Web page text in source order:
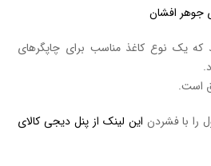
جوهر افشان
یک نوع کاغذ مناسب برای چاپگرهای
است.
را با فشردن این لینک از پنل دیجی کالای